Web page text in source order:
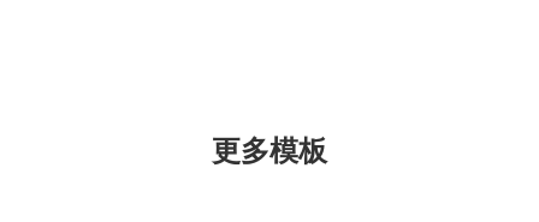
更多模板